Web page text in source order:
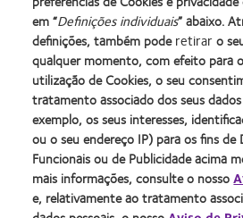
Learn
more
about
Prémio
Silmo
d’Or
para
melhor
produto
com
MyDay™
Learn
more
about
Produto
do
Ano
para
Lentes
Contacto
(2013)
Learn
more
about
2012
&
2010
Melhores
Empresas
para
Líderes
(2012)
Learn
more
about
2011
Best
Factory
Awards
(2011)
Learn
more
about
ODMA
2011
(2011)
Learn
more
about
2012
REBRAND
100®
Global
Award
(2012)
Learn
more
about
Prémio
da
Industria
da
BCLA
Contacte-nos
Noticías
A nossa equipa
Política de privacidade
Gerir
em “Definições individuais” abaixo.
definições, também poderetiraro
qualquer momento, com efeito para
utilização de Cookies, o seu
tratamento associado dos seus
exemplo, os seus interesses,
ou o seu endereço IP) para os fins de
Funcionais ou de Publicidade acima
mais informações, consulte o nosso
e, relativamente ao tratamento